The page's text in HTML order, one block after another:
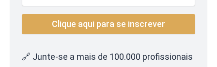
🔗 Junte-se a mais de 100.000 profissionais